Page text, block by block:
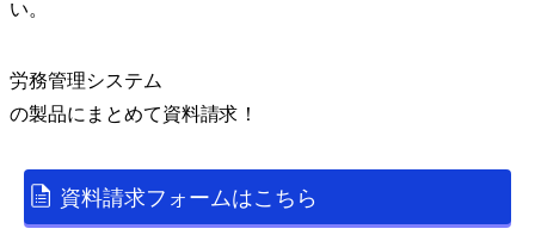
い。
労務管理システム
の製品にまとめて資料請求！
資料請求フォームはこちら